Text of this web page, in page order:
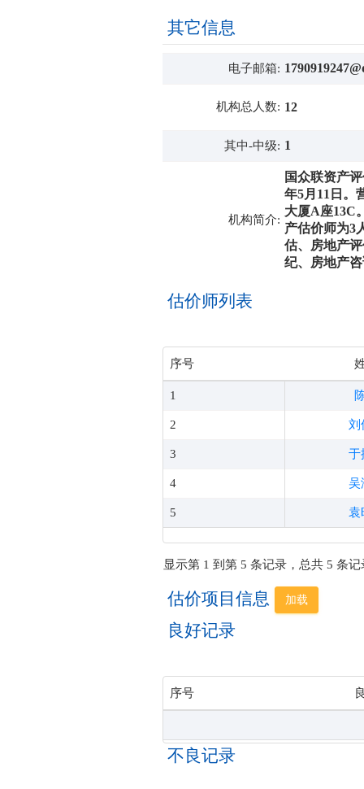
其它信息
电子邮箱:
机构总人数: 12
其中-中级: 1
机构简介:
国众联资产
年5月11日。
大厦A座13C
产估价师为3
估、房地产
纪、房地产
估价师列表
序号
1
2 刘
3 于
4 吴
5 袁
显示第 1 到第 5 条记录，总共 5 条记
估价项目信息 加载
良好记录
序号
不良记录